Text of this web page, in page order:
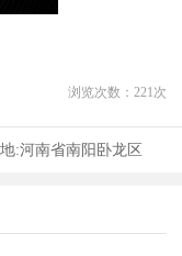
浏览次数： 221次
:河南省南阳卧龙区